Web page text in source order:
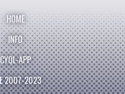
HOME
INFO
CYQL-APP
2007-2023